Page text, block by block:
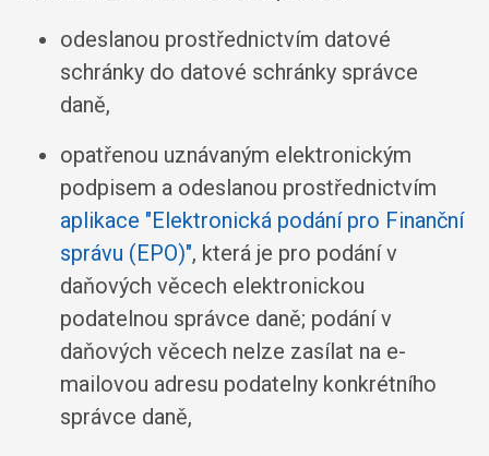
odeslanou prostřednictvím datové
schránky do datové schránky správce
daně,
opatřenou uznávaným elektronickým
podpisem a odeslanou prostřednictvím
aplikace "Elektronická podání pro Finanční
správu (EPO)", která je pro podání v
daňových věcech elektronickou
podatelnou správce daně; podání v
daňových věcech nelze zasílat na e-
mailovou adresu podatelny konkrétního
správce daně,